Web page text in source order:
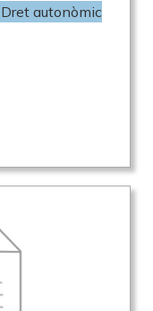
Dret autonòmic